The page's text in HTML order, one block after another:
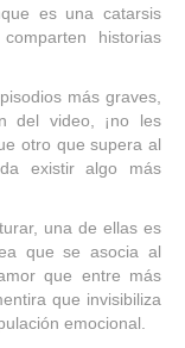
es una catarsis
historias
más graves,
del video, ¡no les
otro que supera al
existir algo más
una de ellas es
que se asocia al
que entre más
que invisibiliza
emocional.